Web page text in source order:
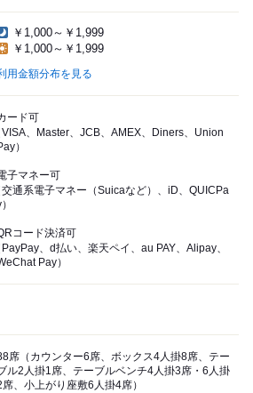
￥1,000～￥1,999
￥1,000～￥1,999
用金額分布を見る
ード可
VISA、Master、JCB、AMEX、Diners、Union
）
子マネー可
交通系電子マネー（Suicaなど）、iD、QUICPa
コード決済可
PayPay、d払い、楽天ペイ、au PAY、Alipay、
Pay）
席（カウンター6席、ボックス4人掛8席、テー
ル2人掛1席、テーブルベンチ4人掛3席・6人掛
席、小上がり座敷6人掛4席）